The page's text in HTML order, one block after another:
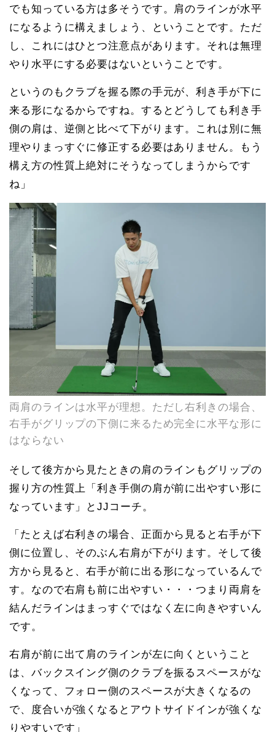
でも知っている方は多そうです。肩のラインが水平
になるように構えましょう、ということです。ただ
し、これにはひとつ注意点があります。それは無理
やり水平にする必要はないということです。
というのもクラブを握る際の手元が、利き手が下に
来る形になるからですね。するとどうしても利き手
側の肩は、逆側と比べて下がります。これは別に無
理やりまっすぐに修正する必要はありません。もう
構え方の性質上絶対にそうなってしまうからです
ね」
両肩のラインは水平が理想。ただし右利きの場合、
右手がグリップの下側に来るため完全に水平な形に
はならない
そして後方から見たときの肩のラインもグリップの
握り方の性質上「利き手側の肩が前に出やすい形に
なっています」とJJコーチ。
「たとえば右利きの場合、正面から見ると右手が下
側に位置し、そのぶん右肩が下がります。そして後
方から見ると、右手が前に出る形になっているんで
す。なので右肩も前に出やすい・・・つまり両肩を
結んだラインはまっすぐではなく左に向きやすいん
です。
右肩が前に出て肩のラインが左に向くということ
は、バックスイング側のクラブを振るスペースがな
くなって、フォロー側のスペースが大きくなるの
で、度合いが強くなるとアウトサイドインが強くな
りやすいです」